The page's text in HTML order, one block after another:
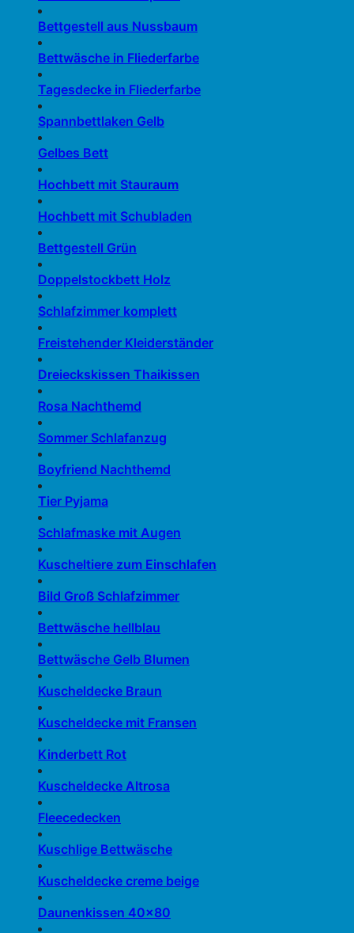
Bettgestell aus Nussbaum
Bettwäsche in Fliederfarbe
Tagesdecke in Fliederfarbe
Spannbettlaken Gelb
Gelbes Bett
Hochbett mit Stauraum
Hochbett mit Schubladen
Bettgestell Grün
Doppelstockbett Holz
Schlafzimmer komplett
Freistehender Kleiderständer
Dreieckskissen Thaikissen
Rosa Nachthemd
Sommer Schlafanzug
Boyfriend Nachthemd
Tier Pyjama
Schlafmaske mit Augen
Kuscheltiere zum Einschlafen
Bild Groß Schlafzimmer
Bettwäsche hellblau
Bettwäsche Gelb Blumen
Kuscheldecke Braun
Kuscheldecke mit Fransen
Kinderbett Rot
Kuscheldecke Altrosa
Fleecedecken
Kuschlige Bettwäsche
Kuscheldecke creme beige
Daunenkissen 40×80